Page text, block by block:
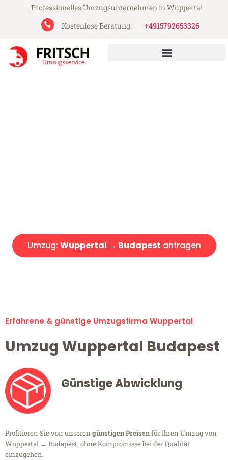
Professionelles Umzugsunternehmen in Wuppertal
Kostenlose Beratung:
+4915792653326
Umzug: Wuppertal → Budapest anfragen
Erfahrene & günstige Umzugsfirma Wuppertal
Umzug Wuppertal Budapest
Günstige Abwicklung
Profitieren Sie von unseren günstigen Preisenfür Ihren Umzug von
Wuppertal → Budapest, ohne Kompromisse bei der Qualität
einzugehen.